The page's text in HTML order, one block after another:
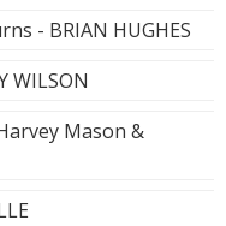
- BRIAN HUGHES
WILSON
Mason &